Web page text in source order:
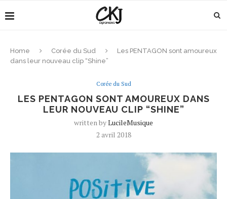
Home Corée du Sud
Les PENTAGON sont amoureux
dans leur nouveau clip “Shine”
Corée du Sud
LES PENTAGON SONT AMOUREUX DANS
LEUR NOUVEAU CLIP “SHINE”
written byLucileMusique
2 avril 2018